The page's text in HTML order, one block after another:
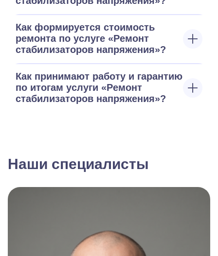
Как формируется стоимость
ремонта по услуге «Ремонт
стабилизаторов напряжения»?
Как принимают работу и гарантию
по итогам услуги «Ремонт
стабилизаторов напряжения»?
Наши специалисты